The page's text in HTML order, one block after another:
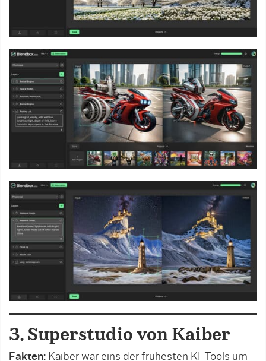
3. Superstudio von Kaiber
Fakten: Kaiber war eins der frühesten KI-Tools um